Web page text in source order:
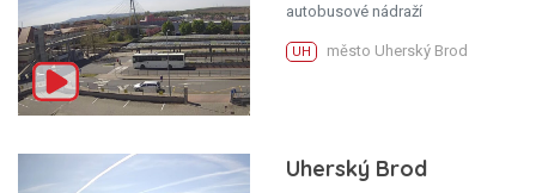
autobusové nádraží
UH město Uherský Brod
Uherský Brod